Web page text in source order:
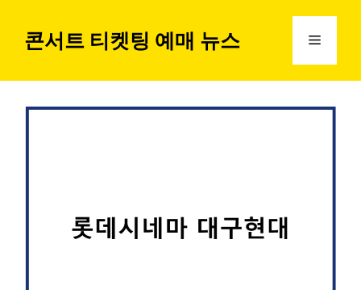
콘서트 티켓팅 예매 뉴스 메